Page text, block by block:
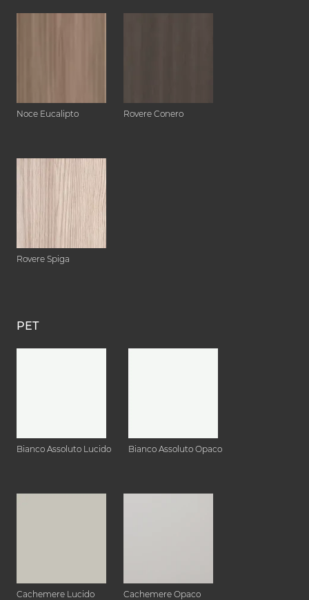
Noce Eucalipto Rovere Conero
Rovere Spiga
PET
Bianco Assoluto Lucido Bianco Assoluto Opaco
Cachemere Lucido Cachemere Opaco